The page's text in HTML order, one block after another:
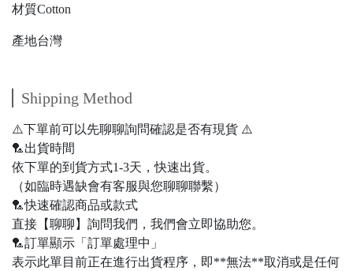
材質Cotton
產地台灣
Shipping Method
⚠️下單前可以先聊聊詢問確認是否有現貨 ⚠️
🏸出貨時間
依下單的到貨方式1-3天，快速出貨。
（如臨時遇缺會有客服與您聊聊聯繫）
🏸快速確認商品或款式
直接【聊聊】詢問我們，我們會立即協助您。
🏸訂單顯示「訂單處理中」
表示此單目前正在進行出貨程序，即**無法**取消或是任何